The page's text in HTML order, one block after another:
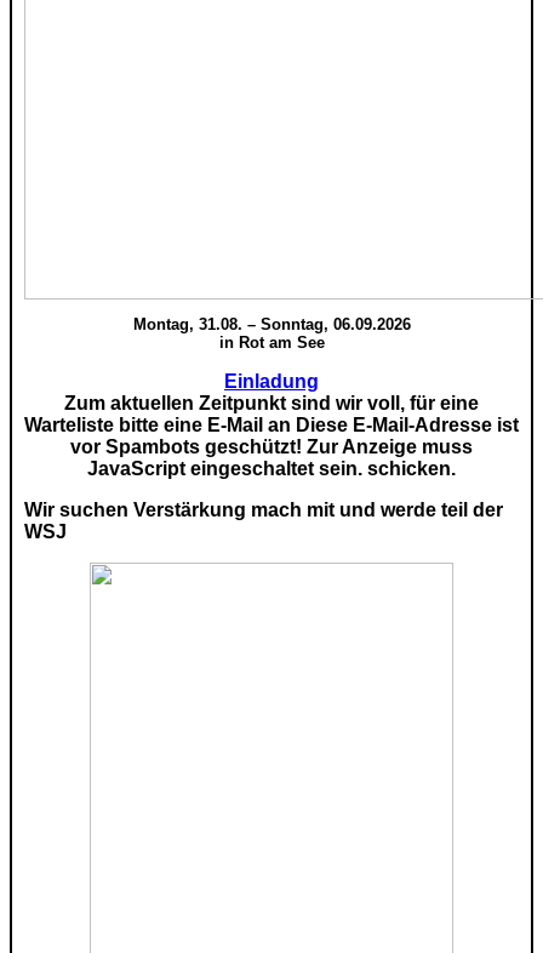
Montag, 31.08. – Sonntag, 06.09.2026
in Rot am See
Einladung
Zum aktuellen Zeitpunkt sind wir voll, für eine
Warteliste bitte eine E-Mail an Diese E-Mail-Adresse ist
vor Spambots geschützt! Zur Anzeige muss
JavaScript eingeschaltet sein. schicken.
Wir suchen Verstärkung mach mit und werde teil der
WSJ